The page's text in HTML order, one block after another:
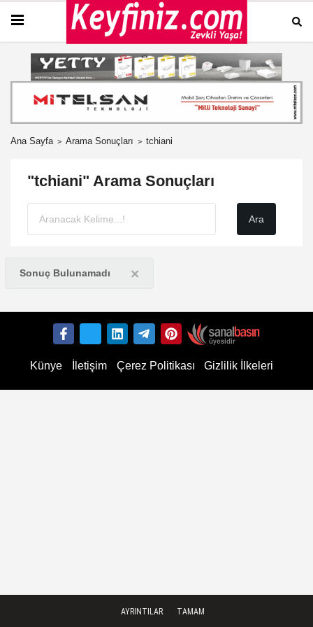
Ana Sayfa Arama Sonuçları tchiani
"tchiani" Arama Sonuçları
Sonuç Bulunamadı ×
Künye İletişim Çerez Politikası Gizlilik İlkeleri
AYRINTILAR TAMAM